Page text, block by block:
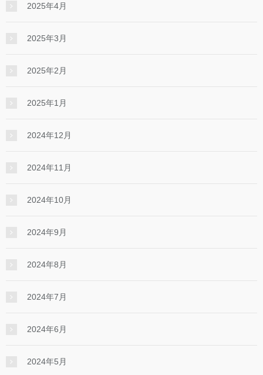
2025年4月
2025年3月
2025年2月
2025年1月
2024年12月
2024年11月
2024年10月
2024年9月
2024年8月
2024年7月
2024年6月
2024年5月